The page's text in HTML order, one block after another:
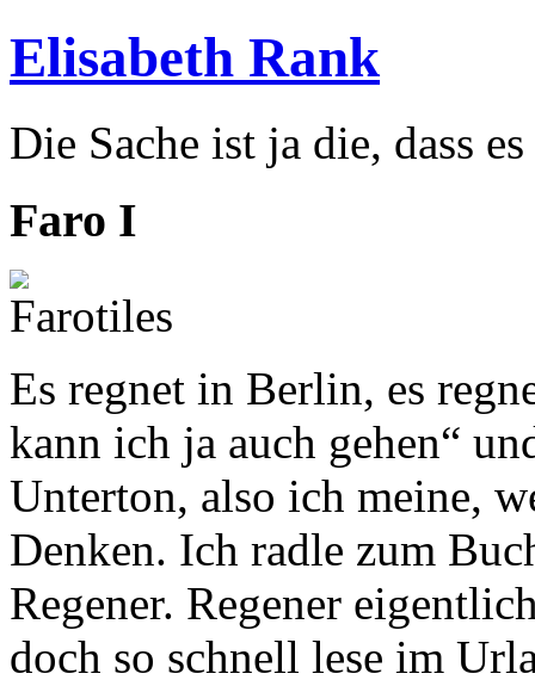
Elisabeth Rank
Die Sache ist ja die, dass
Faro I
Es regnet in Berlin, es
kann ich ja auch gehen“
Unterton, also ich meine,
Denken. Ich radle zum
Regener. Regener
doch so schnell lese im